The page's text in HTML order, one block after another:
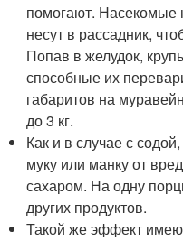
помогают. Насекомые
несут в рассадник,
Попав в желудок,
способные их
габаритов на
до 3 кг.
Как и в случае с
муку или манку от
сахаром. На одну
других продуктов.
Такой же эффект